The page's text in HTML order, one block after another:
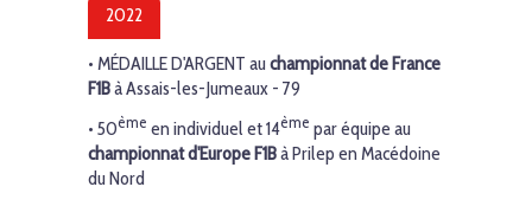
2022
• MÉDAILLE D'ARGENT au championnat de France
F1Bà Assais-les-Jumeaux - 79
• 50ème en individuel et 14ème par équipe au
championnat d'Europe F1Bà Prilep en Macédoine
du Nord